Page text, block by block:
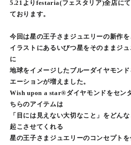
5.21よりfestaria(フェスタリア)全店に
ております。
今回は星の王子さまジュエリーの新作を
イラストにあるいびつ星をそのままジ
に
地球をイメージしたブルーダイヤモン
エーションが増えました。
Wish upon a star®ダイヤモンドをセン
ちらのアイテムは
「目には見えない大切なこと」をどん
起こさせてくれる
星の王子さまジュエリーのコンセプト